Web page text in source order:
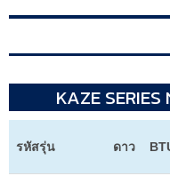
KAZE
รหัสรุ่น ดาว